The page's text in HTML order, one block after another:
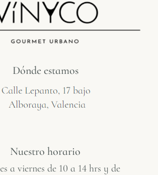
Dónde estamos
Nuestro horario
a viernes de 10 a 14 hrs y de